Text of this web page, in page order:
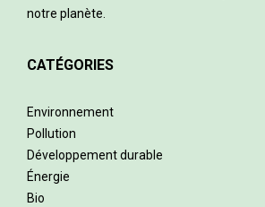
notre planète.
CATÉGORIES
Environnement
Pollution
Développement durable
Énergie
Bio